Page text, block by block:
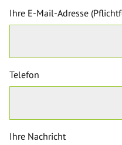
Ihre E-Mail-Adresse
Telefon
Ihre Nachricht